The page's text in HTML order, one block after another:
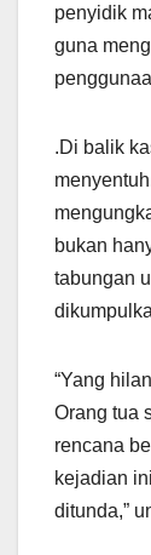
penyidik
guna
.Di balik
bukan
tabungan
“Yang
Orang tua
rencana
kejadian
ditunda,”